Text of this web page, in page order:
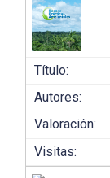
Título:
Autores:
Valoración:
Visitas: